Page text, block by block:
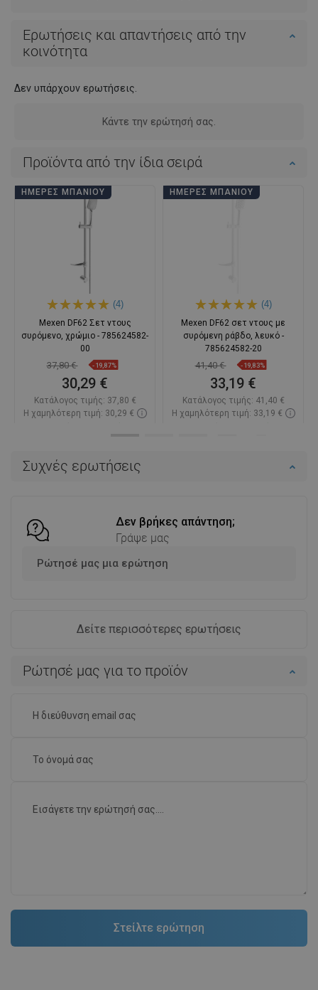
Συχνές ερωτήσεις
Δεν βρήκες απάντηση;
Γράψε μας
Ρώτησέ μας μια ερώτηση
Δείτε περισσότερες ερωτήσεις
Ερωτήσεις και απαντήσεις από την
κοινότητα
Δεν υπάρχουν ερωτήσεις.
Κάντε την ερώτησή σας.
Ρώτησέ μας για το προϊόν
Προϊόντα από την ίδια σειρά
ΗΜΈΡΕΣ ΜΠΆΝΙΟΥ
(4)
Mexen DF62 Σετ ντους
συρόμενο, χρώμιο - 785624582-
00
37,80 € -19,87%
30,29 €
Κατάλογος τιμής: 37,80 €
Η χαμηλότερη τιμή: 30,29 €
ΗΜΈΡΕΣ ΜΠΆΝΙΟΥ
(4)
Mexen DF62 σετ ντους με
συρόμενη ράβδο, λευκό -
785624582-20
41,40 € -19,83%
33,19 €
Κατάλογος τιμής: 41,40 €
Η χαμηλότερη τιμή: 33,19 €